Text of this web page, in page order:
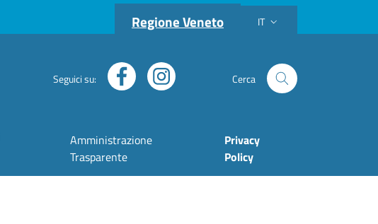
Regione Veneto Lingua attiva:
IT
Seguici su: FacebookInstagram Cerca Cerca nel sito
Amministrazione
Trasparente
Privacy
Policy